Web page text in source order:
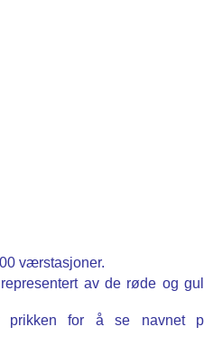
værstasjoner.
av de røde og
prikken for å se navnet